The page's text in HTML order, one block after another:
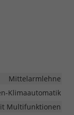
Mittelarmlehne
Klimaautomatik
Multifunktionen